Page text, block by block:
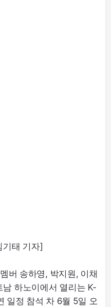
기태 기자]
버 송하영, 박지원, 이채
하노이에서 열리는 K-
일정 참석 차 6월 5일 오